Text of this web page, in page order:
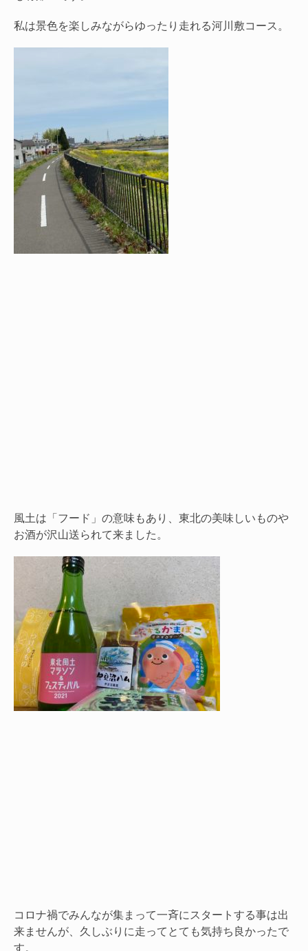
私は景色を楽しみながらゆったり走れる河川敷コース。
風土は「フード」の意味もあり、東北の美味しいものや
お酒が沢山送られて来ました。
コロナ禍でみんなが集まって一斉にスタートする事は出
来ませんが、久しぶりに走ってとても気持ち良かったで
す。